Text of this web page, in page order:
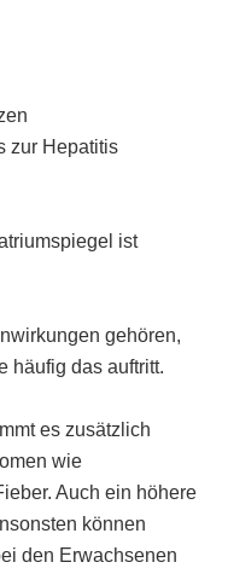
zur Hepatitis
ist
gehören,
häufig das auftritt.
es zusätzlich
wie
Auch ein höhere
können
den Erwachsenen